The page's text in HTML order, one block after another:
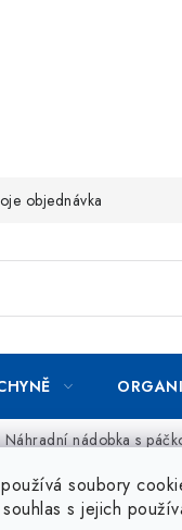
soubory
s jejich
objednávka
Náhradní nádobka s